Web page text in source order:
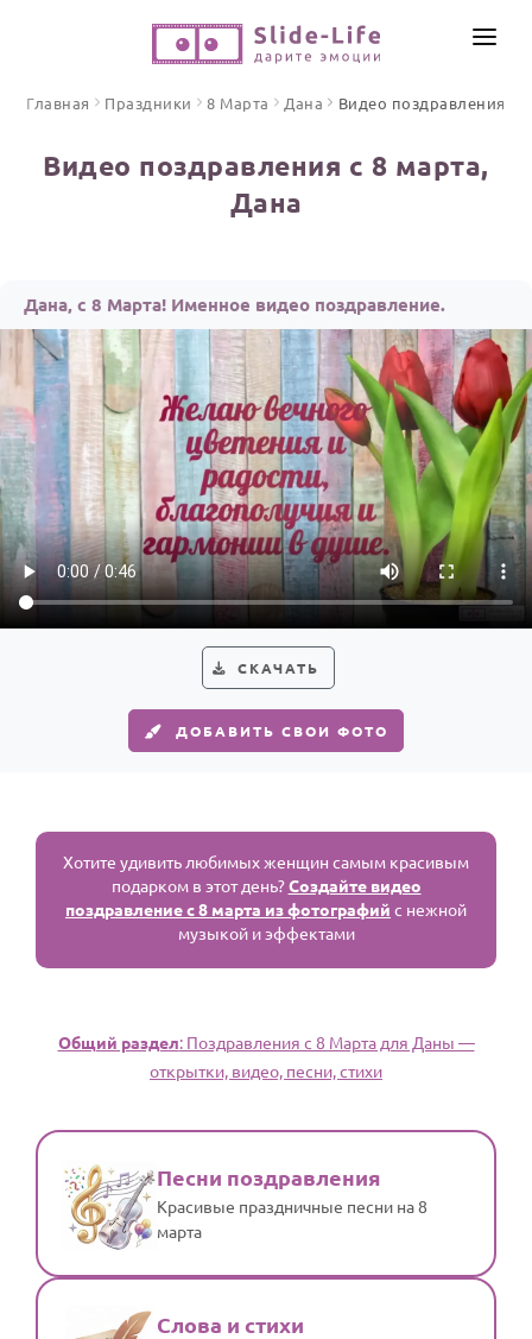
Открытки
Стихи и тексты
ПРАЗДНИКИ
С Днем рождения
Юбилей
Свадьба
Выпускной HOT
Календарь праздников
Женщине
Мужчине
Детям
Все родственники
По именам
ИНСТРУМЕНТЫ
ОТЗЫВЫ
Главная Праздники 8 Марта Дана Видео поздравления
Видео поздравления с 8 марта,
Дана
Дана, с 8 Марта! Именное видео поздравление.
СКАЧАТЬ
ДОБАВИТЬ СВОИ ФОТО
Хотите удивить любимых женщин самым красивым
подарком в этот день?Создайте видео
поздравление с 8 марта из фотографий с нежной
музыкой и эффектами
Общий раздел: Поздравления с 8 Марта для Даны —
открытки, видео, песни, стихи
Песни поздравления
Красивые праздничные песни на 8
марта
Слова и стихи